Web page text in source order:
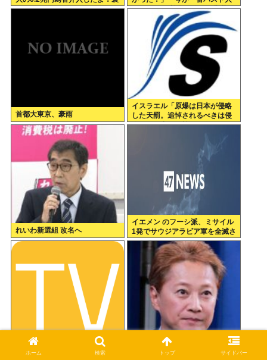
めてよ！」
きい！」 下着姿を公開、豊満な
美バストを披露
首都大東京、豪雨
イスラエル「原爆は日本が侵略
した天罰。追悼されるべきは侵
略された中国や韓国の人々だよ
れいわ新選組 改名へ
イエメン のフーシ派、ミサイル
1発でサウジアラビア軍を全滅さ
せてしまうww
8.6秒バズーカのネタってオリラ
ジが考えてそう
中居正広「ひそかに被災地支
援」か 16年の熊本地震直後には
現地で炊き出し “誰にも知られ
ホーム 検索 トップ サイドバー